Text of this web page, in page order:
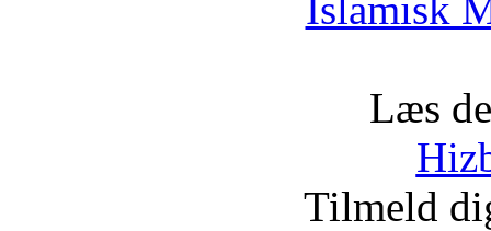
Læs
Tilmeld